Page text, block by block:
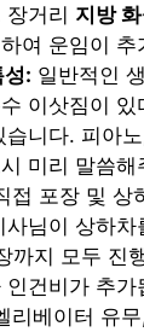
장거리 지방
여 운임이 추
성: 일반적인
이삿짐이 있
습니다. 피아
미리 말씀해
접 포장 및 상
사님이 상하차
까지 모두 진
인건비가 추가
리베이터 유